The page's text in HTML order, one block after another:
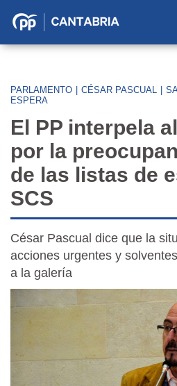
Partido
Cantabria
PARLAMENTO CÉSAR PASCUAL
ESPERA
El PP interpela
por la
de las listas de
SCS
César Pascual dice que la
acciones urgentes y
a la galería